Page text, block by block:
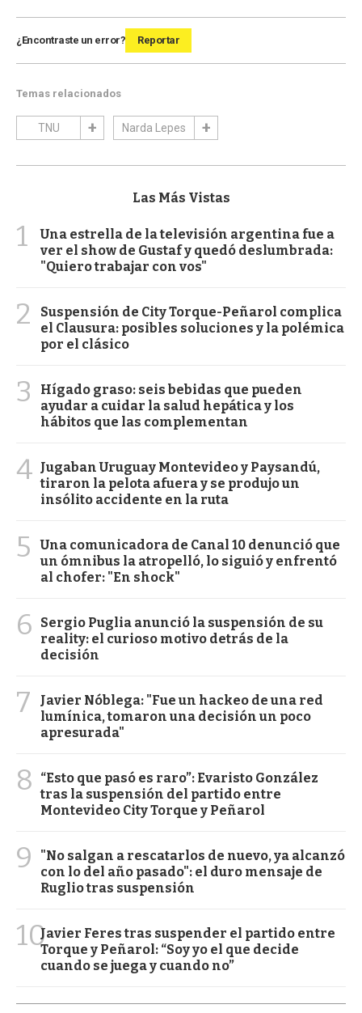
¿Encontraste un error? Reportar
Temas relacionados
TNU Narda Lepes
Las Más Vistas
1
Una estrella de la televisión argentina fue a
ver el show de Gustaf y quedó deslumbrada:
"Quiero trabajar con vos"
2
Suspensión de City Torque-Peñarol complica
el Clausura: posibles soluciones y la polémica
por el clásico
3
Hígado graso: seis bebidas que pueden
ayudar a cuidar la salud hepática y los
hábitos que las complementan
4 Jugaban Uruguay Montevideo y Paysandú,
tiraron la pelota afuera y se produjo un
insólito accidente en la ruta
5
Una comunicadora de Canal 10 denunció que
un ómnibus la atropelló, lo siguió y enfrentó
al chofer: "En shock"
6
Sergio Puglia anunció la suspensión de su
reality: el curioso motivo detrás de la
decisión
7
Javier Nóblega: "Fue un hackeo de una red
lumínica, tomaron una decisión un poco
apresurada"
8
“Esto que pasó es raro”: Evaristo González
tras la suspensión del partido entre
Montevideo City Torque y Peñarol
9
"No salgan a rescatarlos de nuevo, ya alcanzó
con lo del año pasado": el duro mensaje de
Ruglio tras suspensión
10Javier Feres tras suspender el partido entre
Torque y Peñarol: “Soy yo el que decide
cuando se juega y cuando no”